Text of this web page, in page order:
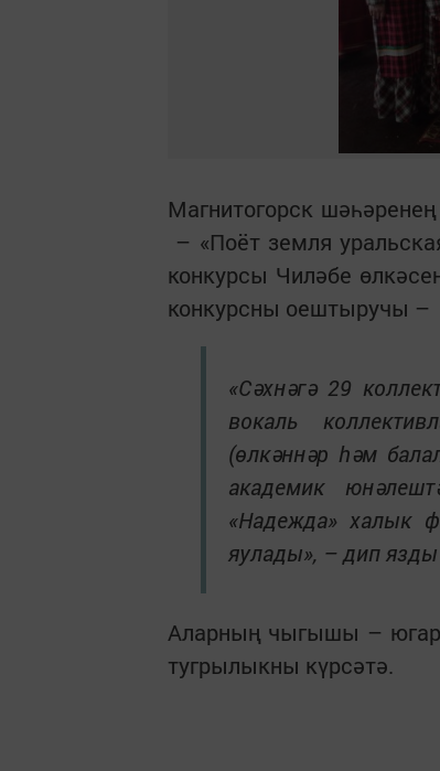
Магнитогорск
– «Поёт земля
конкурсы Чиләбе
конкурсны оештыручы –
«Сәхнәгә 29
вокаль
(өлкәннәр һәм
академик
«Надежда» халык
яулады», – дип язды
Аларның чыгышы –
тугрылыкны күрсәтә.